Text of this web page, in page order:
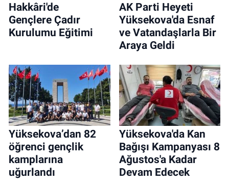
Hakkâri'de
Gençlere Çadır
Kurulumu Eğitimi
AK Parti Heyeti
Yüksekova'da Esnaf
ve Vatandaşlarla Bir
Araya Geldi
Yüksekova’dan 82
öğrenci gençlik
kamplarına
uğurlandı
Yüksekova'da Kan
Bağışı Kampanyası 8
Ağustos'a Kadar
Devam Edecek